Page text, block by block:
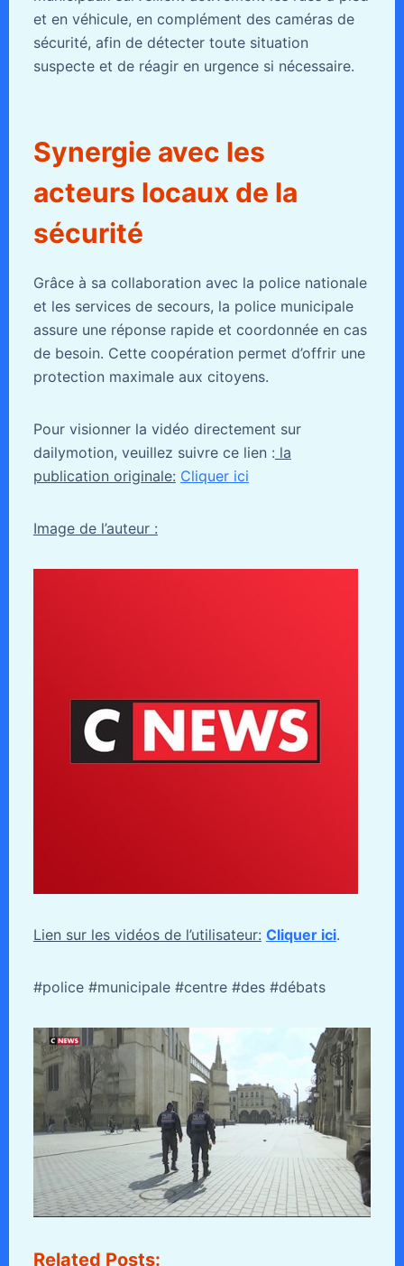
et en véhicule, en complément des caméras de
sécurité, afin de détecter toute situation
suspecte et de réagir en urgence si nécessaire.
Synergie avec les
acteurs locaux de la
sécurité
Grâce à sa collaboration avec la police nationale
et les services de secours, la police municipale
assure une réponse rapide et coordonnée en cas
de besoin. Cette coopération permet d’offrir une
protection maximale aux citoyens.
Pour visionner la vidéo directement sur
dailymotion, veuillez suivre ce lien : la
publication originale: Cliquer ici
Image de l’auteur :
Lien sur les vidéos de l’utilisateur: Cliquer ici.
#police #municipale #centre #des #débats
Related Posts: